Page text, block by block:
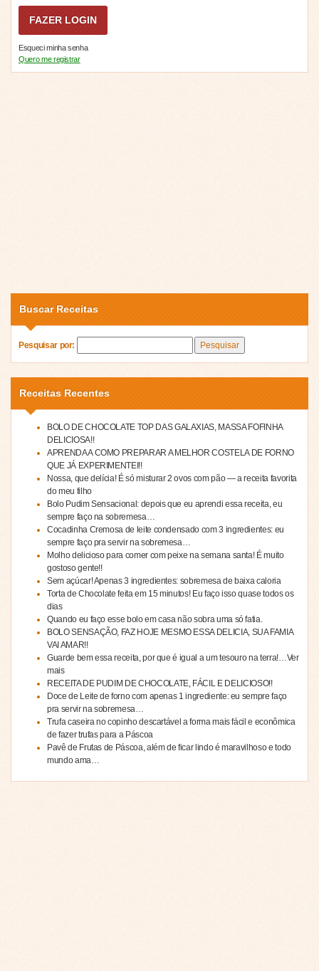
Esqueci minha senha
Quero me registrar
Buscar Receitas
Pesquisar por:
Receitas Recentes
BOLO DE CHOCOLATE TOP DAS GALAXIAS, MASSA FOFINHA
DELICIOSA!!
APRENDA A COMO PREPARAR A MELHOR COSTELA DE FORNO
QUE JÁ EXPERIMENTEI!!
Nossa, que delícia! É só misturar 2 ovos com pão — a receita favorita
do meu filho
Bolo Pudim Sensacional: depois que eu aprendi essa receita, eu
sempre faço na sobremesa…
Cocadinha Cremosa de leite condensado com 3 ingredientes: eu
sempre faço pra servir na sobremesa…
Molho delicioso para comer com peixe na semana santa! É muito
gostoso gente!!
Sem açúcar! Apenas 3 ingredientes: sobremesa de baixa caloria
Torta de Chocolate feita em 15 minutos! Eu faço isso quase todos os
dias
Quando eu faço esse bolo em casa não sobra uma só fatia.
BOLO SENSAÇÃO, FAZ HOJE MESMO ESSA DELICIA, SUA FAMIA
VAI AMAR!!
Guarde bem essa receita, por que é igual a um tesouro na terra!…Ver
mais
RECEITA DE PUDIM DE CHOCOLATE, FÁCIL E DELICIOSO!!
Doce de Leite de forno com apenas 1 ingrediente: eu sempre faço
pra servir na sobremesa…
Trufa caseira no copinho descartável a forma mais fácil e econômica
de fazer trufas para a Páscoa
Pavê de Frutas de Páscoa, além de ficar lindo é maravilhoso e todo
mundo ama…